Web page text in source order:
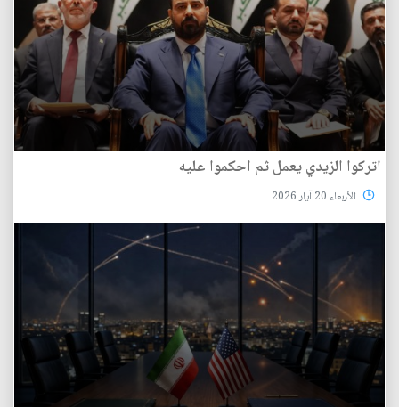
اتركوا الزيدي يعمل ثم احكموا عليه
الأربعاء 20 آيار 2026